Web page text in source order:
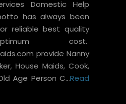
Domestic Help
has always been
reliable best quality
cost.
provide Nanny
House Maids, Cook,
Age Person C...Read